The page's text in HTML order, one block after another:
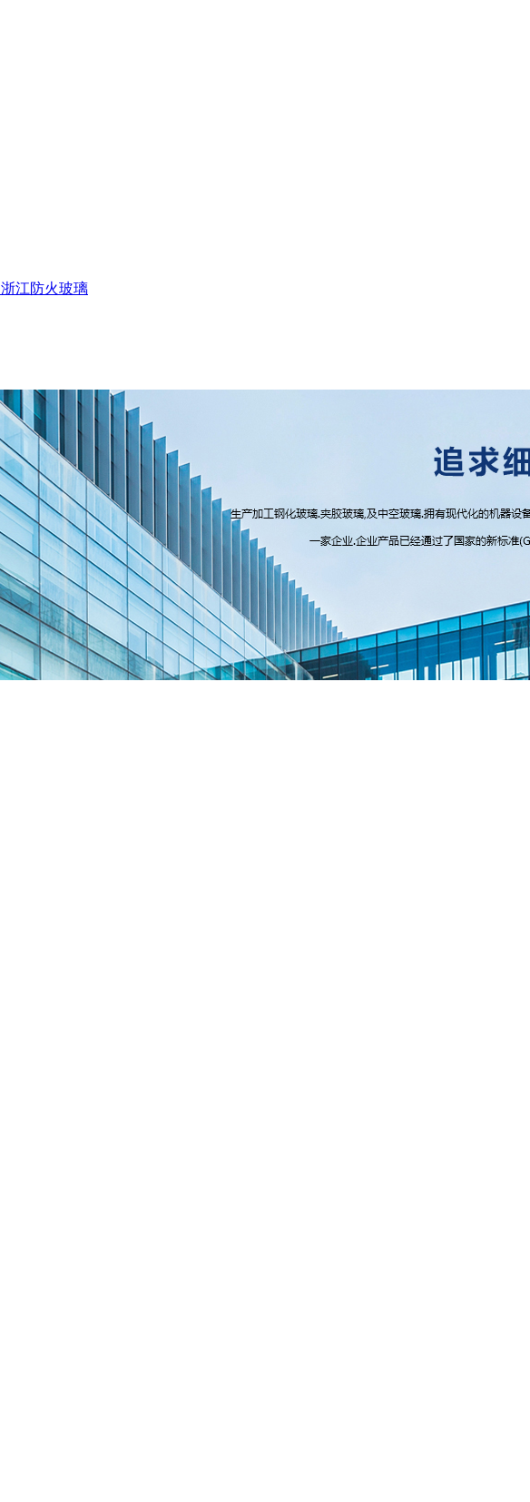
浙江防火玻璃